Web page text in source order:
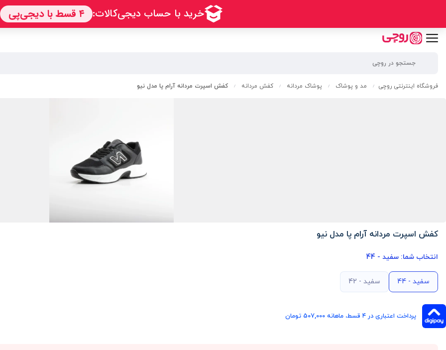
فروشگاه اینترنتی روچی / مد و پوشاک / پوشاک مردانه / کفش مردانه / کفش اسپرت مردانه آرام پا مدل نیو
کفش اسپرت مردانه آرام پا مدل نیو
انتخاب شما: سفید - 44
سفید - 44 سفید - 42
پرداخت اعتباری در ۴ قسط، ماهانه 507,000 تومان